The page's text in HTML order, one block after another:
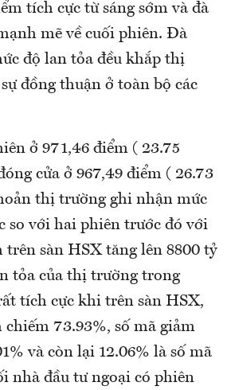
tích cực từ sáng sớm và đà
mẽ về cuối phiên. Đà
độ lan tỏa đều khắp thị
đồng thuận ở toàn bộ các
ở 971,46 điểm ( 23.75
cửa ở 967,49 điểm ( 26.73
thị trường ghi nhận mức
so với hai phiên trước đó với
sàn HSX tăng lên 8800 tỷ
tỏa của thị trường trong
tích cực khi trên sàn HSX,
chiếm 73.93%, số mã giảm
và còn lại 12.06% là số mã
nhà đầu tư ngoại có phiên